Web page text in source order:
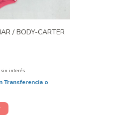
/ BODY-CARTER
sin interés
Transferencia o